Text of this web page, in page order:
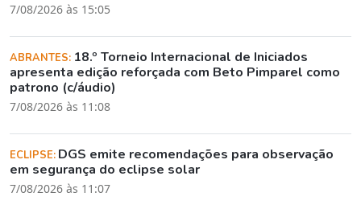
7/08/2026 às 15:05
ABRANTES: 18.º Torneio Internacional de Iniciados
apresenta edição reforçada com Beto Pimparel como
patrono (c/áudio)
7/08/2026 às 11:08
ECLIPSE: DGS emite recomendações para observação
em segurança do eclipse solar
7/08/2026 às 11:07